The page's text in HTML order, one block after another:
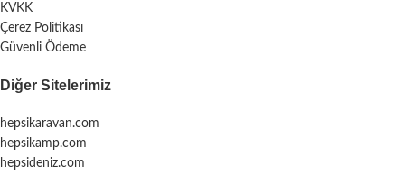
KVKK
Çerez Politikası
Güvenli Ödeme
Diğer Sitelerimiz
hepsikaravan.com
hepsikamp.com
hepsideniz.com